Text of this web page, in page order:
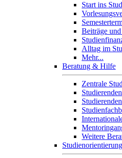
Start ins
Beiträge
Alltag im
Mehr...
Beratung & Hilfe
Zentrale
Weitere
Studienorientierung